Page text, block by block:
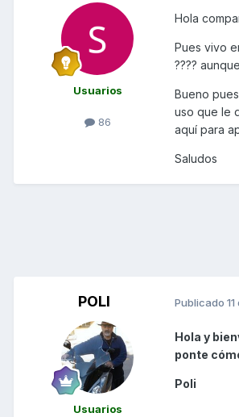
Usuarios
86
Hola
Pues vivo
????
Bueno
uso que le
aquí para
Saludos
POLI
Usuarios
Publicado
Hola y
ponte
Poli